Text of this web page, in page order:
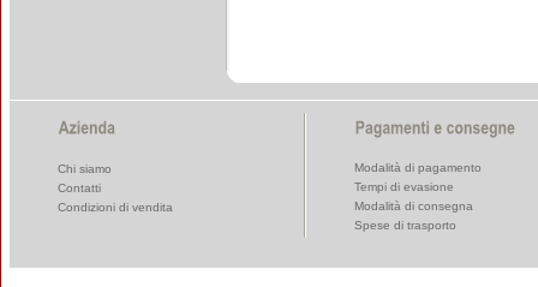
Chi siamo
Contatti
Condizioni di vendita
Modalità di pagamento
Tempi di evasione
Modalità di consegna
Spese di trasporto